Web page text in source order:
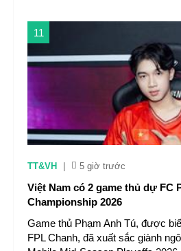
11
TT&VH 5 giờ trước
Việt Nam có 2 game thủ dự FC
Championship 2026
Game thủ Phạm Anh Tú, được
FPL Chanh, đã xuất sắc giành